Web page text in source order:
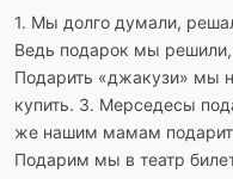
1. Мы долго думали,
Ведь подарок мы
Подарить «джакузи» мы
купить. 3. Мерседесы
же нашим мамам
Подарим мы в театр